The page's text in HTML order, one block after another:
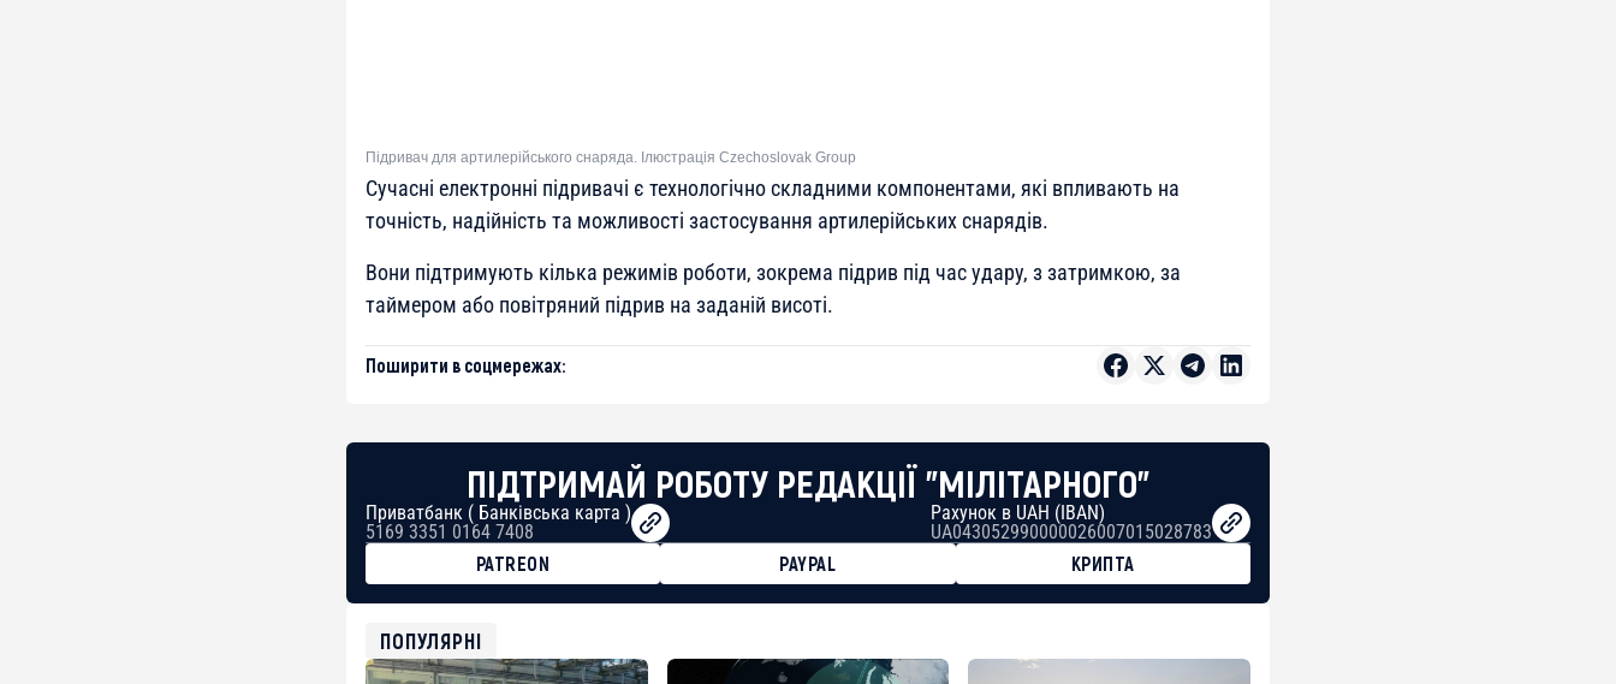
Підривач для артилерійського снаряда. Ілюстрація Czechoslovak Group
Сучасні електронні підривачі є технологічно складними компонентами, які впливають на
точність, надійність та можливості застосування артилерійських снарядів.
Вони підтримують кілька режимів роботи, зокрема підрив під час удару, з затримкою, за
таймером або повітряний підрив на заданій висоті.
Поширити в соцмережах:
ПІДТРИМАЙ РОБОТУ РЕДАКЦІЇ "МІЛІТАРНОГО"
Приватбанк ( Банківська карта )
5169 3351 0164 7408
Рахунок в UAH (IBAN)
UA043052990000026007015028783
PATREON
PAYPAL
КРИПТА
USDT
0x8676644fA7B6d328310283cAC1065Ae01d97CEe7
ETH
ПОПУЛЯРНІ